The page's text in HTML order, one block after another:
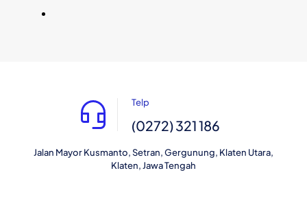
Telp
(0272) 321 186
Jalan Mayor Kusmanto, Setran, Gergunung, Klaten Utara,
Klaten, Jawa Tengah